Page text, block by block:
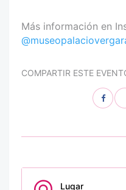
Más información en
COMPARTIR ESTE
Lugar